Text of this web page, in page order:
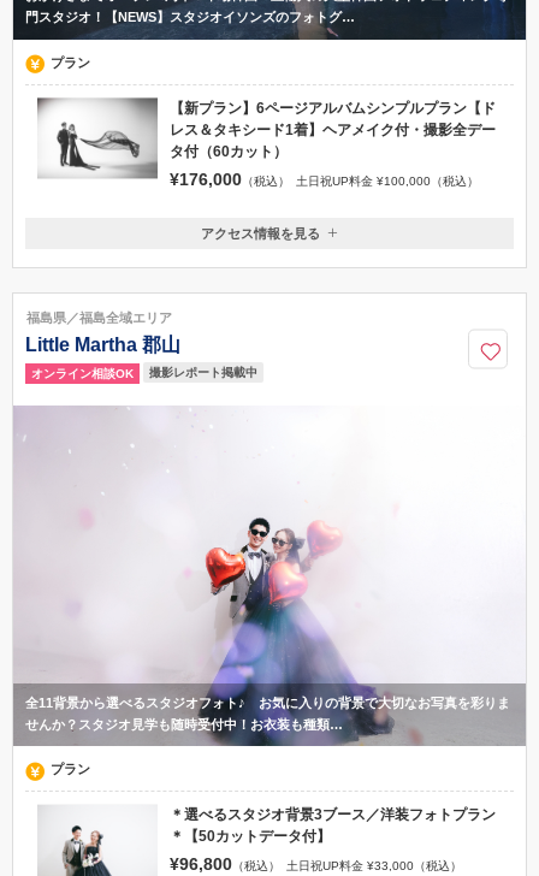
門スタジオ！【NEWS】スタジオイソンズのフォトグ…
プラン
【新プラン】6ページアルバムシンプルプラン【ド
レス＆タキシード1着】ヘアメイク付・撮影全デー
タ付（60カット）
¥176,000 （税込） 土日祝UP料金 ¥100,000（税込）
福島県いわき市鹿島町久保字梅田4-1
0246-58-5555
アクセス情報を見る
福島県／福島全域エリア
Little Martha 郡山
オンライン相談OK 撮影レポート掲載中
全11背景から選べるスタジオフォト♪ お気に入りの背景で大切なお写真を彩りま
せんか？スタジオ見学も随時受付中！お衣装も種類…
プラン
＊選べるスタジオ背景3ブース／洋装フォトプラン
＊【50カットデータ付】
¥96,800 （税込） 土日祝UP料金 ¥33,000（税込）